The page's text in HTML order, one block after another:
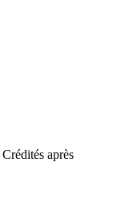
Crédités après